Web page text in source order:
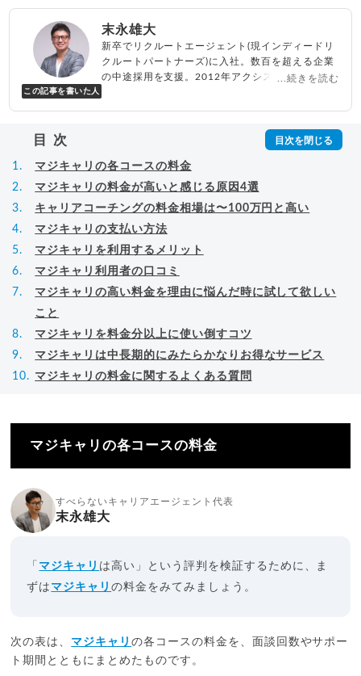
この記事を書いた人
末永雄大
新卒でリクルートエージェント(現インディードリ
クルートパートナーズ)に入社。数百を超える企業
の中途採用を支援。2012年アクシス(株)設立、代
」の総再生回数は2,000
成功する転職面接」「キャリア
ロジック」
▸詳細プロフィール（amazon ）
...続きを読む
目次
マジキャリの各コースの料金
マジキャリの料金が高いと感じる原因4選
キャリアコーチングの料金相場は〜100万円と高い
マジキャリの支払い方法
マジキャリを利用するメリット
マジキャリ利用者の口コミ
マジキャリの高い料金を理由に悩んだ時に試して欲しい
こと
マジキャリを料金分以上に使い倒すコツ
マジキャリは中長期的にみたらかなりお得なサービス
マジキャリの料金に関するよくある質問
マジキャリの各コースの料金
すべらないキャリアエージェント代表
末永雄大
「 マジキャリ は高い」という評判を検証するために、ま
ずは マジキャリの料金をみてみましょう。
次の表は、 マジキャリの各コースの料金を、面談回数やサポー
ト期間とともにまとめたものです。